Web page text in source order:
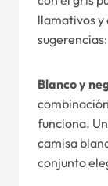
llamativos y
sugerencias:
Blanco y
funciona.
camisa
conjunto